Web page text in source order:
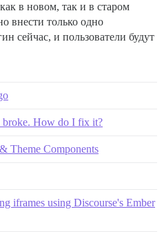
в новом, так и в старом
внести только одно
сейчас, и пользователи будут
broke. How do I fix it?
Theme Components
iframes using Discourse's Ember